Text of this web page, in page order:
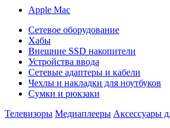
Apple Mac
Сетевое оборудование
Хабы
Внешние SSD накопители
Устройства ввода
Сетевые адаптеры и кабели
Чехлы и накладки для ноутбуков
Сумки и рюкзаки
Телевизоры Медиаплееры Аксессуары